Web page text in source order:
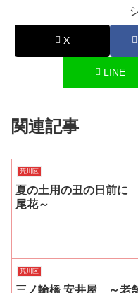
X
LINE
関連記事
荒川区
夏の土用の丑の日前に
尾花～
荒川区
三ノ輪橋 安井屋 ～老